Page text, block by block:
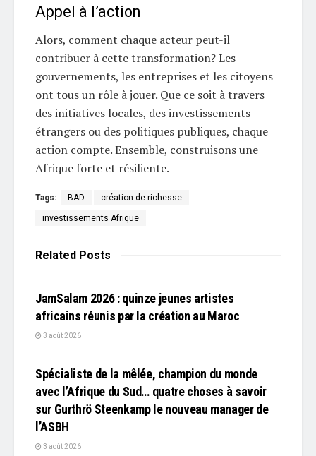
Appel à l’action
Alors, comment chaque acteur peut-il
contribuer à cette transformation? Les
gouvernements, les entreprises et les citoyens
ont tous un rôle à jouer. Que ce soit à travers
des initiatives locales, des investissements
étrangers ou des politiques publiques, chaque
action compte. Ensemble, construisons une
Afrique forte et résiliente.
Tags: BAD création de richesse
investissements Afrique
Related Posts
JamSalam 2026 : quinze jeunes artistes
africains réunis par la création au Maroc
3 août 2026
Spécialiste de la mêlée, champion du monde
avec l’Afrique du Sud… quatre choses à savoir
sur Gurthrö Steenkamp le nouveau manager de
l’ASBH
3 août 2026